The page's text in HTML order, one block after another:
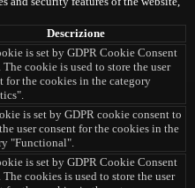
Descrizione
is set by GDPR Cookie Consent
cookie is used to store the user
for the cookies in the category
is set by GDPR cookie consent to
user consent for the cookies in the
"Functional".
is set by GDPR Cookie Consent
cookies is used to store the user